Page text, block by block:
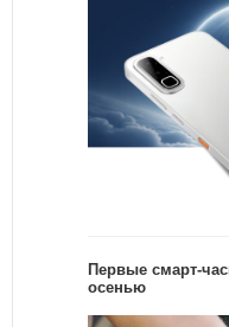
Первые смарт-
осенью